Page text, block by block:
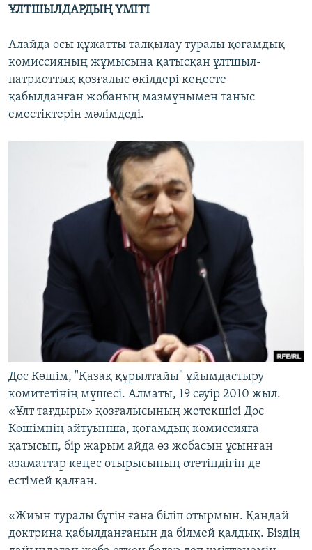
ҰЛТШЫЛДАРДЫҢ ҮМІТІ
Алайда осы құжатты талқылау туралы қоғамдық
комиссияның жұмысына қатысқан ұлтшыл-
патриоттық қозғалыс өкілдері кеңесте
қабылданған жобаның мазмұнымен таныс
еместіктерін мәлімдеді.
Дос Көшім, "Қазақ құрылтайы" ұйымдастыру
комитетінің мүшесі. Алматы, 19 сәуір 2010 жыл.
«Ұлт тағдыры» қозғалысының жетекшісі Дос
Көшімнің айтуынша, қоғамдық комиссияға
қатысып, бір жарым айда өз жобасын ұсынған
азаматтар кеңес отырысының өтетіндігін де
естімей қалған.
«Жиын туралы бүгін ғана біліп отырмын. Қандай
доктрина қабылданғанын да білмей қалдық. Біздің